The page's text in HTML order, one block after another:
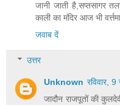
जानी जाती है,सप्तसागर
काली का मंदिर आज भी
जवाब दें
उत्तर
Unknown रविवार,
जादौन राजपूतों की